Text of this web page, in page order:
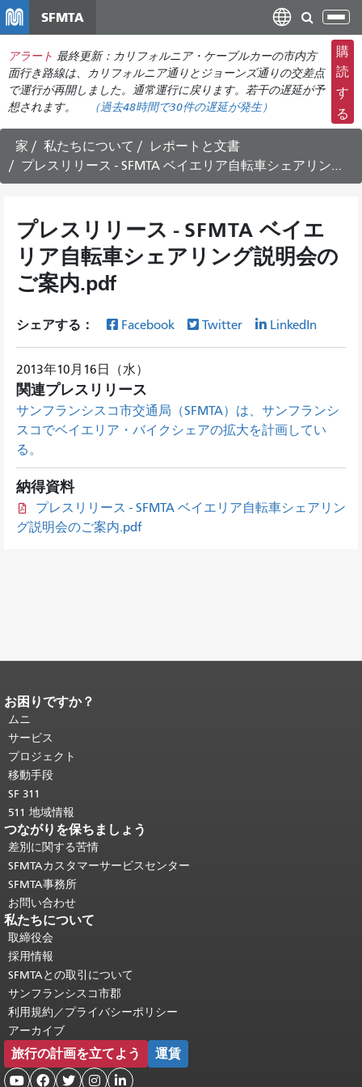
ン
コ
ン
テ
ン
ツ
に
移
SFMTA
ナ
ビ
ゲ
ー
シ
ョ
の
切
え
アラート 最終更新：カリフォルニア・ケーブルカーの市内方
面行き路線は、カリフォルニア通りとジョーンズ通りの交差点
で運行が再開しました。通常運行に戻ります。若干の遅延が予
想されます。
（過去48時間で30件の遅延が発生）
購
読
す
る
家 私たちについて
レポートと文書
プレスリリース - SFMTA ベイエリア自転車シェアリング説明会のご案内.pdf
プレスリリース - SFMTA ベイエ
リア自転車シェアリング説明会の
ご案内.pdf
シェアする： Facebook Twitter LinkedIn
2013年10月16日（水）
関連プレスリリース
サンフランシスコ市交通局（SFMTA）は、サンフランシ
スコでベイエリア・バイクシェアの拡大を計画してい
る。
納得資料
プレスリリース - SFMTA ベイエリア自転車シェアリン
グ説明会のご案内.pdf
ページコンテンツの終わり。
ジの残りの部分はすべてのページで繰
り返されます。
頭に戻る。
お困りですか？
ムニ
サービス
プロジェクト
移動手段
SF 311
511 地域情報
つながりを保ちましょう
差別に関する苦情
SFMTAカスタマーサービスセンター
SFMTA事務所
お問い合わせ
私たちについて
取締役会
採用情報
SFMTAとの取引について
サンフランシスコ市郡
利用規約／プライバシーポリシー
アーカイブ
旅行の計画を立てよう 運賃
    